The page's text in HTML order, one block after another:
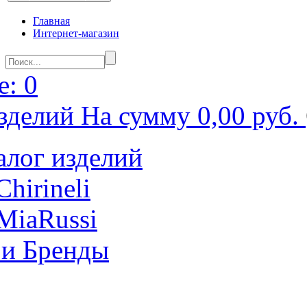
Главная
Интернет-магазин
0
На сумму 0,00 руб.
изделий
Бренды